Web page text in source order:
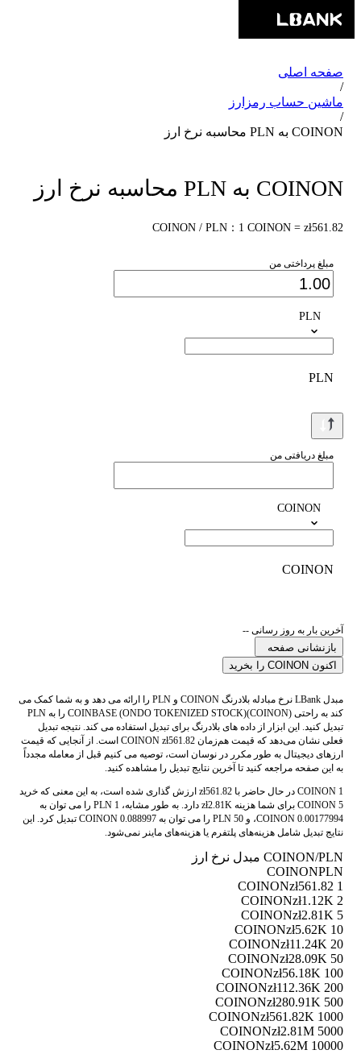
صفحه اصلی
/
ماشین حساب رمزارز
/
COINON به PLN محاسبه نرخ ارز
COINON به PLN محاسبه نرخ ارز
COINON / PLN：1 COINON = zł561.82
مبلغ پرداختی من
PLN
PLN
مبلغ دریافتی من
COINON
COINON
آخرین بار به روز رسانی --
بازنشانی صفحه
اکنون COINON را بخرید
مبدل LBank نرخ مبادله بلادرنگ COINON و PLN را ارائه می دهد و به شما کمک می
کند به راحتی COINBASE (ONDO TOKENIZED STOCK)(COINON) را به PLN
تبدیل کنید. این ابزار از داده های بلادرنگ برای تبدیل استفاده می کند. نتیجه تبدیل
فعلی نشان می‌دهد که قیمت هم‌زمان COINON zł561.82 است. از آنجایی که قیمت
ارزهای دیجیتال به طور مکرر در نوسان است، توصیه می کنیم قبل از معامله مجدداً
به این صفحه مراجعه کنید تا آخرین نتایج تبدیل را مشاهده کنید.
1 COINON در حال حاضر با zł561.82 ارزش گذاری شده است، به این معنی که خرید
5 COINON برای شما هزینه zł2.81K دارد. به طور مشابه، 1 PLN را می توان به
0.00177994 COINON، و 50 PLN را می توان به 0.088997 COINON تبدیل کرد. این
نتایج تبدیل شامل هزینه‌های پلتفرم یا هزینه‌های ماینر نمی‌شود.
COINON/PLN مبدل نرخ ارز
COINONPLN
1 COINON
zł561.82
2 COINON
zł1.12K
5 COINON
zł2.81K
10 COINON
zł5.62K
20 COINON
zł11.24K
50 COINON
zł28.09K
100 COINON
zł56.18K
200 COINON
zł112.36K
500 COINON
zł280.91K
1000 COINON
zł561.82K
5000 COINON
zł2.81M
10000 COINON
zł5.62M